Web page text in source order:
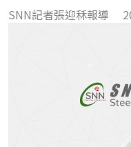
SNN記者張迎秝報導